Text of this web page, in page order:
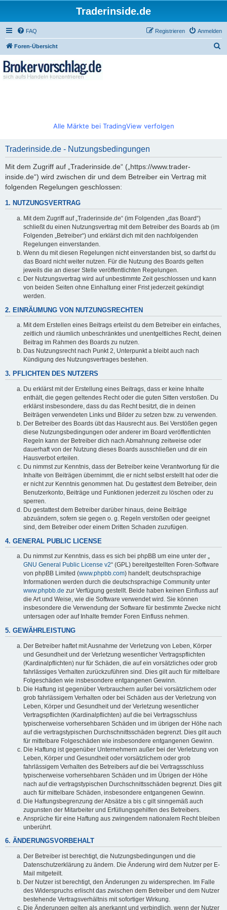
Traderinside.de
FAQ Anmelden
Registrieren
Foren-Übersicht
Alle Märkte bei TradingView verfolgen
Traderinside.de - Nutzungsbedingungen
Mit dem Zugriff auf „Traderinside.de“ („https://www.trader-
inside.de“) wird zwischen dir und dem Betreiber ein Vertrag mit
folgenden Regelungen geschlossen:
1. NUTZUNGSVERTRAG
Mit dem Zugriff auf „Traderinside.de“ (im Folgenden „das Board“)
schließt du einen Nutzungsvertrag mit dem Betreiber des Boards ab (im
Folgenden „Betreiber“) und erklärst dich mit den nachfolgenden
Regelungen einverstanden.
Wenn du mit diesen Regelungen nicht einverstanden bist, so darfst du
das Board nicht weiter nutzen. Für die Nutzung des Boards gelten
jeweils die an dieser Stelle veröffentlichten Regelungen.
Der Nutzungsvertrag wird auf unbestimmte Zeit geschlossen und kann
von beiden Seiten ohne Einhaltung einer Frist jederzeit gekündigt
werden.
2. EINRÄUMUNG VON NUTZUNGSRECHTEN
Mit dem Erstellen eines Beitrags erteilst du dem Betreiber ein einfaches,
zeitlich und räumlich unbeschränktes und unentgeltliches Recht, deinen
Beitrag im Rahmen des Boards zu nutzen.
Das Nutzungsrecht nach Punkt 2, Unterpunkt a bleibt auch nach
Kündigung des Nutzungsvertrages bestehen.
3. PFLICHTEN DES NUTZERS
Du erklärst mit der Erstellung eines Beitrags, dass er keine Inhalte
enthält, die gegen geltendes Recht oder die guten Sitten verstoßen. Du
erklärst insbesondere, dass du das Recht besitzt, die in deinen
Beiträgen verwendeten Links und Bilder zu setzen bzw. zu verwenden.
Der Betreiber des Boards übt das Hausrecht aus. Bei Verstößen gegen
diese Nutzungsbedingungen oder anderer im Board veröffentlichten
Regeln kann der Betreiber dich nach Abmahnung zeitweise oder
dauerhaft von der Nutzung dieses Boards ausschließen und dir ein
Hausverbot erteilen.
Du nimmst zur Kenntnis, dass der Betreiber keine Verantwortung für die
Inhalte von Beiträgen übernimmt, die er nicht selbst erstellt hat oder die
er nicht zur Kenntnis genommen hat. Du gestattest dem Betreiber, dein
Benutzerkonto, Beiträge und Funktionen jederzeit zu löschen oder zu
sperren.
Du gestattest dem Betreiber darüber hinaus, deine Beiträge
abzuändern, sofern sie gegen o. g. Regeln verstoßen oder geeignet
sind, dem Betreiber oder einem Dritten Schaden zuzufügen.
4. GENERAL PUBLIC LICENSE
Du nimmst zur Kenntnis, dass es sich bei phpBB um eine unter der „
GNU General Public License v2“ (GPL) bereitgestellten Foren-Software
von phpBB Limited (www.phpbb.com) handelt; deutschsprachige
Informationen werden durch die deutschsprachige Community unter
www.phpbb.de zur Verfügung gestellt. Beide haben keinen Einfluss auf
die Art und Weise, wie die Software verwendet wird. Sie können
insbesondere die Verwendung der Software für bestimmte Zwecke nicht
untersagen oder auf Inhalte fremder Foren Einfluss nehmen.
5. GEWÄHRLEISTUNG
Der Betreiber haftet mit Ausnahme der Verletzung von Leben, Körper
und Gesundheit und der Verletzung wesentlicher Vertragspflichten
(Kardinalpflichten) nur für Schäden, die auf ein vorsätzliches oder grob
fahrlässiges Verhalten zurückzuführen sind. Dies gilt auch für mittelbare
Folgeschäden wie insbesondere entgangenen Gewinn.
Die Haftung ist gegenüber Verbrauchern außer bei vorsätzlichem oder
grob fahrlässigem Verhalten oder bei Schäden aus der Verletzung von
Leben, Körper und Gesundheit und der Verletzung wesentlicher
Vertragspflichten (Kardinalpflichten) auf die bei Vertragsschluss
typischerweise vorhersehbaren Schäden und im übrigen der Höhe nach
auf die vertragstypischen Durchschnittsschäden begrenzt. Dies gilt auch
für mittelbare Folgeschäden wie insbesondere entgangenen Gewinn.
Die Haftung ist gegenüber Unternehmern außer bei der Verletzung von
Leben, Körper und Gesundheit oder vorsätzlichem oder grob
fahrlässigem Verhalten des Betreibers auf die bei Vertragsschluss
typischerweise vorhersehbaren Schäden und im Übrigen der Höhe
nach auf die vertragstypischen Durchschnittsschäden begrenzt. Dies gilt
auch für mittelbare Schäden, insbesondere entgangenen Gewinn.
Die Haftungsbegrenzung der Absätze a bis c gilt sinngemäß auch
zugunsten der Mitarbeiter und Erfüllungsgehilfen des Betreibers.
Ansprüche für eine Haftung aus zwingendem nationalem Recht bleiben
unberührt.
6. ÄNDERUNGSVORBEHALT
Der Betreiber ist berechtigt, die Nutzungsbedingungen und die
Datenschutzerklärung zu ändern. Die Änderung wird dem Nutzer per E-
Mail mitgeteilt.
Der Nutzer ist berechtigt, den Änderungen zu widersprechen. Im Falle
des Widerspruchs erlischt das zwischen dem Betreiber und dem Nutzer
bestehende Vertragsverhältnis mit sofortiger Wirkung.
Die Änderungen gelten als anerkannt und verbindlich, wenn der Nutzer